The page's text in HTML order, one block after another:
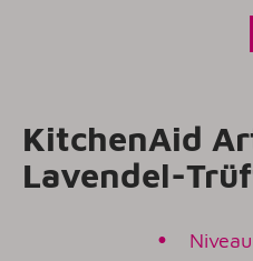
KitchenAid
Lavendel-
•